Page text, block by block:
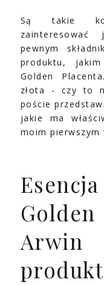
Są takie
pewnym
produktu,
Golden
złota - czy to
poście
jakie ma
moim pierwszym